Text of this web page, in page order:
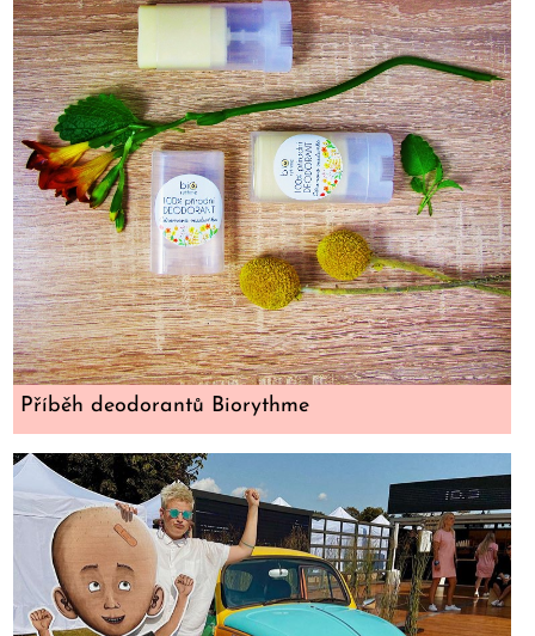
Příběh deodorantů Biorythme